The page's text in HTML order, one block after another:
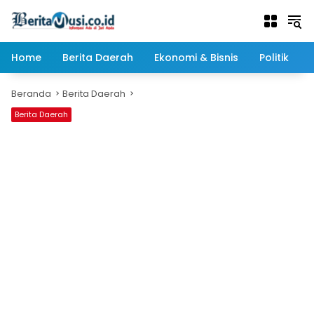
Home
Berita Daerah Ekonomi & Bisnis Politik
Beranda Berita Daerah
Berita Daerah